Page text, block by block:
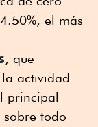
el más
, que
actividad
principal
todo